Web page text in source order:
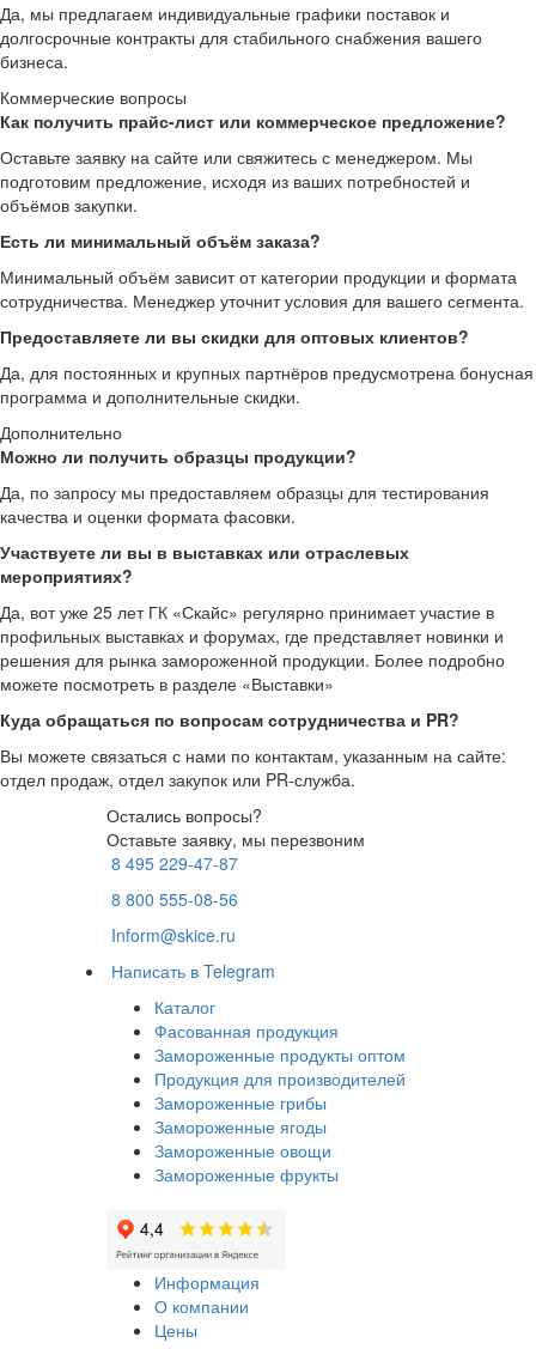
Да, мы предлагаем индивидуальные графики поставок и
долгосрочные контракты для стабильного снабжения вашего
бизнеса.
Коммерческие вопросы
Как получить прайс-лист или коммерческое предложение?
Оставьте заявку на сайте или свяжитесь с менеджером. Мы
подготовим предложение, исходя из ваших потребностей и
объёмов закупки.
Есть ли минимальный объём заказа?
Минимальный объём зависит от категории продукции и формата
сотрудничества. Менеджер уточнит условия для вашего сегмента.
Предоставляете ли вы скидки для оптовых клиентов?
Да, для постоянных и крупных партнёров предусмотрена бонусная
программа и дополнительные скидки.
Дополнительно
Можно ли получить образцы продукции?
Да, по запросу мы предоставляем образцы для тестирования
качества и оценки формата фасовки.
Участвуете ли вы в выставках или отраслевых
мероприятиях?
Да, вот уже 25 лет ГК «Скайс» регулярно принимает участие в
профильных выставках и форумах, где представляет новинки и
решения для рынка замороженной продукции. Более подробно
можете посмотреть в разделе «Выставки»
Куда обращаться по вопросам сотрудничества и PR?
Вы можете связаться с нами по контактам, указанным на сайте:
отдел продаж, отдел закупок или PR-служба.
Остались вопросы?
Оставьте заявку, мы перезвоним
8 495 229-47-87
8 800 555-08-56
Inform@skice.ru
Написать в Telegram
Каталог
Фасованная продукция
Замороженные продукты оптом
Продукция для производителей
Замороженные грибы
Замороженные ягоды
Замороженные овощи
Замороженные фрукты
Информация
О компании
Цены